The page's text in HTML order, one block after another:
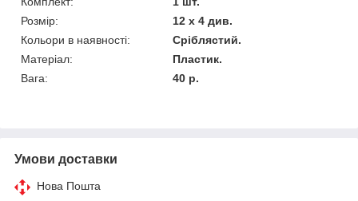
Розмір:
12 х 4 див.
Кольори в наявності:
Сріблястий.
Матеріал:
Пластик.
Вага:
40 р.
Умови доставки
Нова Пошта